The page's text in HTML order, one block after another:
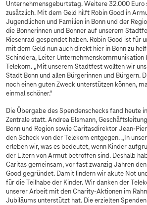
Unternehmensgeburtstag. Weitere 32.000 Euro
zusätzlich. Mit dem Geld hilft Robin Good in
Jugendlichen und Familien in Bonn und der
die Bonnerinnen und Bonner auf unserem
Riesenrad gespendet haben. Robin Good ist für
mit dem Geld nun auch direkt hier in Bonn zu
Schindera, Leiter Unternehmenskommunikation
Telekom. „Mit unserem Stadtfest wollten wir
Stadt Bonn und allen Bürgerinnen und Bürgern.
noch einen guten Zweck unterstützen können,
einmal schöner.“
Die Übergabe des Spendenschecks fand heute
Zentrale statt. Andrea Elsmann,
Bonn und Region sowie Caritasdirektor Jean-
den Scheck von der Telekom entgegen. „In
erleben wir, was es bedeutet, wenn Kinder
der Eltern von Armut betroffen sind. Deshalb
Caritas gemeinsam, vor fast zwanzig Jahren
Good gegründet. Damit lindern wir akute Not
für die Teilhabe der Kinder. Wir danken der
unserer Arbeit mit den Charity-Aktionen im
Jubiläums unterstützt hat. Die erzielten